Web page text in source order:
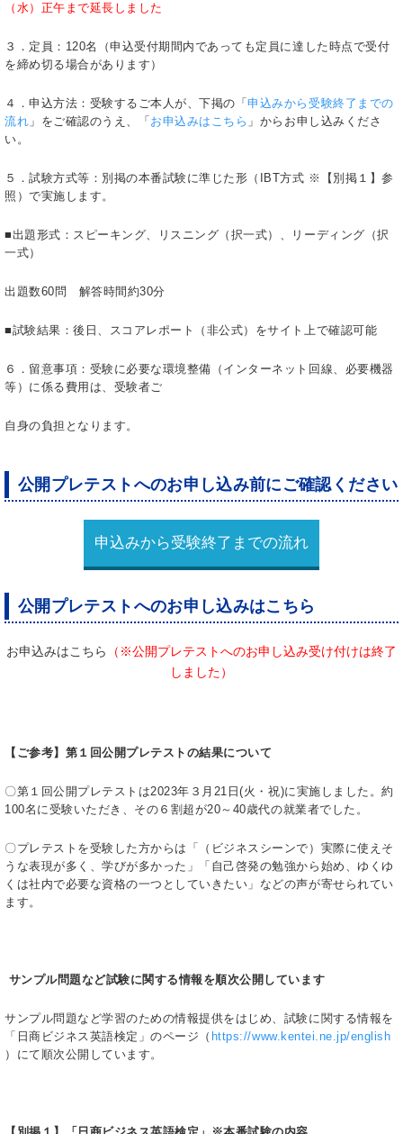
（水）正午まで延長しました
３．定員：120名（申込受付期間内であっても定員に達した時点で受付
を締め切る場合があります）
４．申込方法：受験するご本人が、下掲の「申込みから受験終了までの
流れ 」をご確認のうえ、「 お申込みはこちら 」からお申し込みくださ
い。
５．試験方式等：別掲の本番試験に準じた形（IBT方式 ※【別掲１】参
照）で実施します。
■出題形式：スピーキング、リスニング（択一式）、リーディング（択
一式）
出題数60問 解答時間約30分
■試験結果：後日、スコアレポート（非公式）をサイト上で確認可能
６．留意事項：受験に必要な環境整備（インターネット回線、必要機器
等）に係る費用は、受験者ご
自身の負担となります。
公開プレテストへのお申し込み前にご確認ください
申込みから受験終了までの流れ
公開プレテストへのお申し込みはこちら
お申込みはこちら
（※公開プレテストへのお申し込み受け付けは終了
しました）
【ご参考】第１回公開プレテストの結果について
〇第１回公開プレテストは2023年３月21日(火・祝)に実施しました。約
100名に受験いただき、その６割超が20～40歳代の就業者でした。
〇プレテストを受験した方からは「（ビジネスシーンで）実際に使えそ
うな表現が多く、学びが多かった」「自己啓発の勉強から始め、ゆくゆ
くは社内で必要な資格の一つとしていきたい」などの声が寄せられてい
ます。
サンプル問題など試験に関する情報を順次公開しています
サンプル問題など学習のための情報提供をはじめ、試験に関する情報を
「日商ビジネス英語検定」のページ（ https://www.kentei.ne.jp/english
）にて順次公開しています。